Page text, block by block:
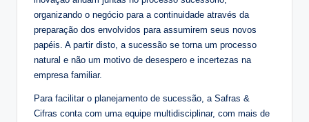
organizando o negócio para a continuidade através da
preparação dos envolvidos para assumirem seus novos
papéis. A partir disto, a sucessão se torna um processo
natural e não um motivo de desespero e incertezas na
empresa familiar.
Para facilitar o planejamento de sucessão, a Safras &
Cifras conta com uma equipe multidisciplinar, com mais de